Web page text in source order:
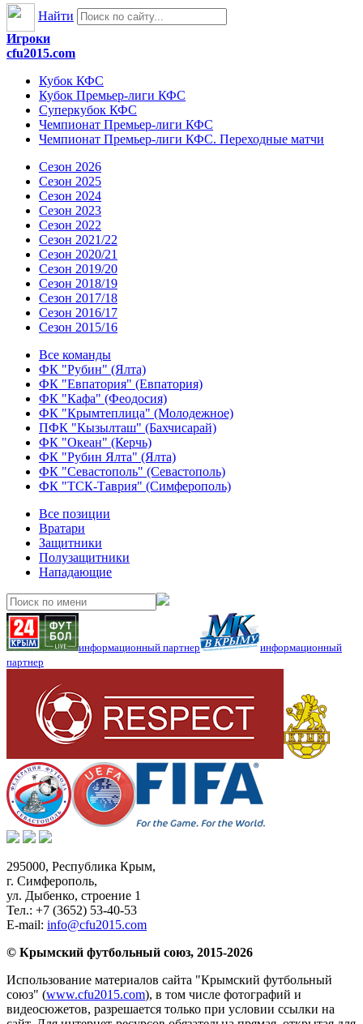
Найти
Игроки
cfu2015.com
Кубок КФС
Кубок Премьер-лиги КФС
Суперкубок КФС
Чемпионат Премьер-лиги КФС
Чемпионат Премьер-лиги КФС. Переходные матчи
Сезон 2026
Сезон 2025
Сезон 2024
Сезон 2023
Сезон 2022
Сезон 2021/22
Сезон 2020/21
Сезон 2019/20
Сезон 2018/19
Сезон 2017/18
Сезон 2016/17
Сезон 2015/16
Все команды
ФК "Рубин" (Ялта)
ФК "Евпатория" (Евпатория)
ФК "Кафа" (Феодосия)
ФК "Крымтеплица" (Молодежное)
ПФК "Кызылташ" (Бахчисарай)
ФК "Океан" (Керчь)
ФК "Рубин Ялта" (Ялта)
ФК "Севастополь" (Севастополь)
ФК "ТСК-Таврия" (Симферополь)
Все позиции
Вратари
Защитники
Полузащитники
Нападающие
информационный партнер
информационный
партнер
295000, Республика Крым,
г. Симферополь,
ул. Дыбенко, строение 1
Тел.: +7 (3652) 53-40-53
E-mail: info@cfu2015.com
© Крымский футбольный союз, 2015-2026
Использование материалов сайта "Крымский футбольный
союз" (www.cfu2015.com), в том числе фотографий и
видеосюжетов, разрешается только при условии ссылки на